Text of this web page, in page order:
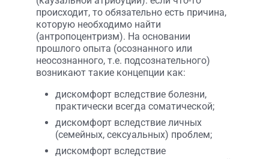
происходит, то обязательно есть причина,
которую необходимо найти
(антропоцентризм). На основании
прошлого опыта (осознанного или
неосознанного, т.е. подсознательного)
возникают такие концепции как:
дискомфорт вследствие болезни,
практически всегда соматической;
дискомфорт вследствие личных
(семейных, сексуальных) проблем;
дискомфорт вследствие